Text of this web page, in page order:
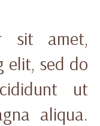
sit amet,
elit, sed do
ut
aliqua.